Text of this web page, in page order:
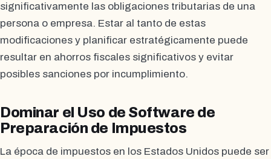
significativamente las obligaciones tributarias de una
persona o empresa. Estar al tanto de estas
modificaciones y planificar estratégicamente puede
resultar en ahorros fiscales significativos y evitar
posibles sanciones por incumplimiento.
Dominar el Uso de Software de
Preparación de Impuestos
La época de impuestos en los Estados Unidos puede ser